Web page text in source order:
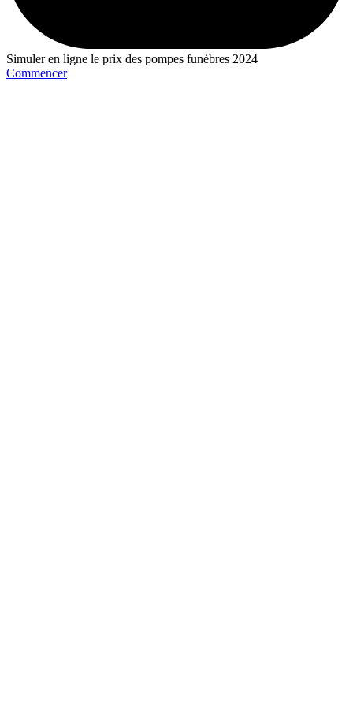
Simuler en ligne le prix des pompes funèbres 2024
Commencer